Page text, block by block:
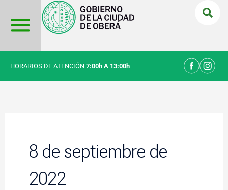
contenido
HORARIOS DE ATENCIÓN 7:00h A 13:00h
8 de septiembre de
2022